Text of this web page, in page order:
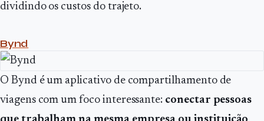
dividindo os custos do trajeto.
Bynd
O Bynd é um aplicativo de compartilhamento de
viagens com um foco interessante: conectar pessoas